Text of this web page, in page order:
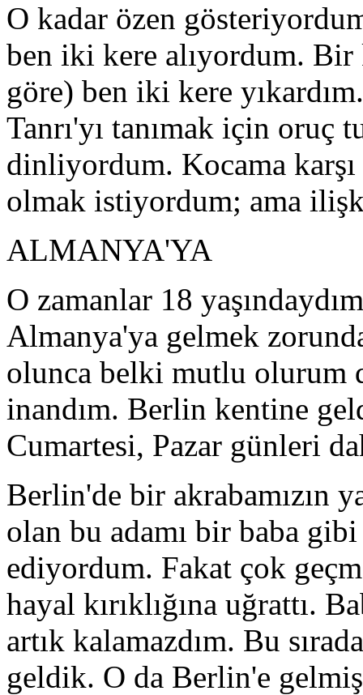
O kadar özen
ben iki kere alıyordum. Bir
göre) ben iki kere
Tanrı'yı tanımak için oruç
dinliyordum. Kocama
olmak istiyordum; ama
ALMANYA'YA
O zamanlar 18
Almanya'ya gelmek
olunca belki mutlu olurum
inandım. Berlin kentine
Cumartesi, Pazar günleri
Berlin'de bir akrabamızın
olan bu adamı bir baba
ediyordum. Fakat çok
hayal kırıklığına uğrattı.
artık kalamazdım. Bu
geldik. O da Berlin'e